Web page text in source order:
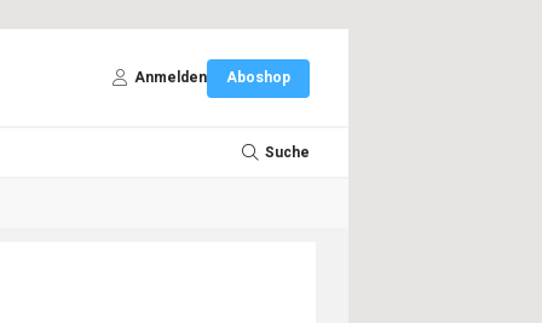
Anmelden Aboshop
Suche